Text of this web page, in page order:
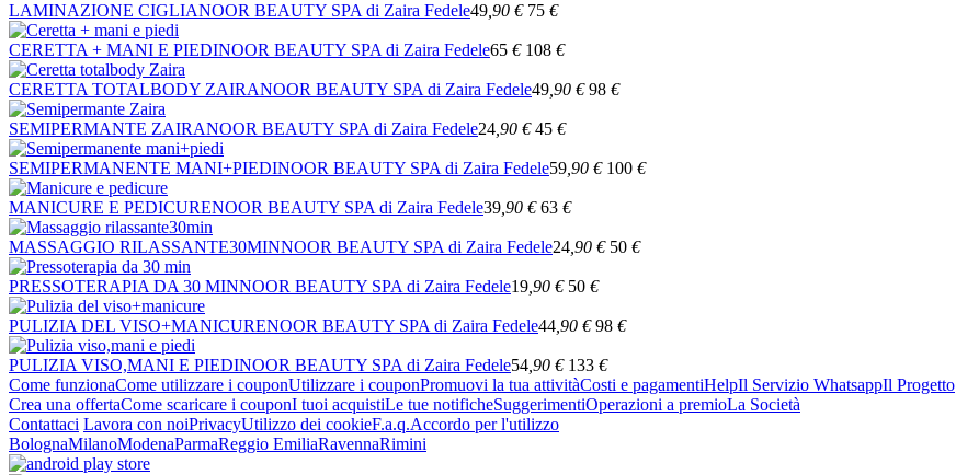
LAMINAZIONE CIGLIANOOR BEAUTY SPA di Zaira Fedele49 ,90 € 75 €
CERETTA + MANI E PIEDINOOR BEAUTY SPA di Zaira Fedele65 € 108 €
CERETTA TOTALBODY ZAIRANOOR BEAUTY SPA di Zaira Fedele49 ,90 € 98 €
SEMIPERMANTE ZAIRANOOR BEAUTY SPA di Zaira Fedele24 ,90 € 45 €
SEMIPERMANENTE MANI+PIEDINOOR BEAUTY SPA di Zaira Fedele59 ,90 € 100 €
MANICURE E PEDICURENOOR BEAUTY SPA di Zaira Fedele39 ,90 € 63 €
MASSAGGIO RILASSANTE30MINNOOR BEAUTY SPA di Zaira Fedele24 ,90 € 50 €
PRESSOTERAPIA DA 30 MINNOOR BEAUTY SPA di Zaira Fedele19 ,90 € 50 €
PULIZIA DEL VISO+MANICURENOOR BEAUTY SPA di Zaira Fedele44 ,90 € 98 €
PULIZIA VISO,MANI E PIEDINOOR BEAUTY SPA di Zaira Fedele54 ,90 € 133 €
Come funzionaCome utilizzare i couponUtilizzare i couponPromuovi la tua attivitàCosti e pagamentiHelpIl Servizio WhatsappIl Progetto
Crea una offertaCome scaricare i couponI tuoi acquistiLe tue notificheSuggerimentiOperazioni a premioLa Società
Contattaci Lavora con noiPrivacyUtilizzo dei cookieF.a.q.Accordo per l'utilizzo
BolognaMilanoModenaParmaReggio EmiliaRavennaRimini